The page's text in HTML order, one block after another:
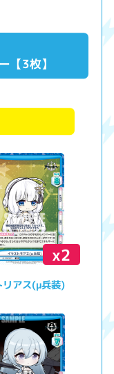
3枚】
x2
リアス(μ兵装)